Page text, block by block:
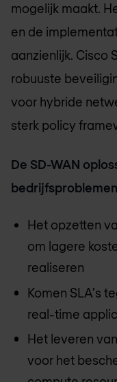
mogelijk maakt.
en de
aanzienlijk. Cisco
robuuste
voor hybride
sterk policy
De SD-WAN
Het opzetten
om lagere
realiseren
Komen SLA's
real-time
Het leveren
voor het